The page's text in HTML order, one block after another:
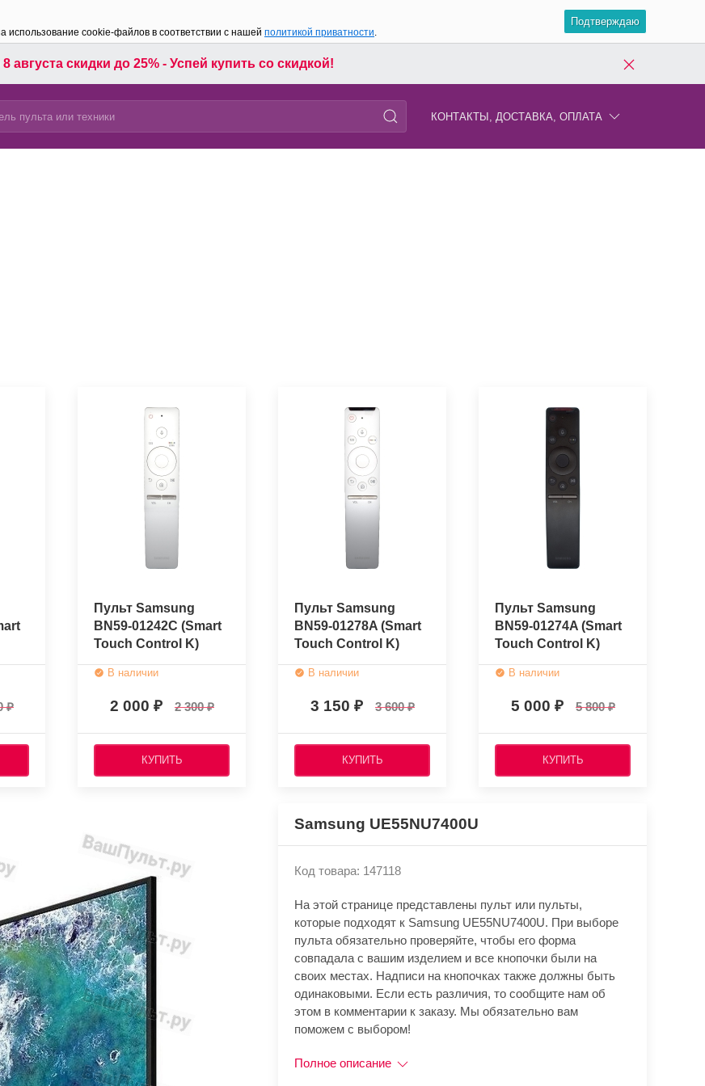
использование cookie-файлов в соответствии с нашей политикой приватности.
Подтверждаю
августа скидки до 25% - Успей купить со скидкой!
КОНТАКТЫ, ДОСТАВКА, ОПЛАТА
Пульт Samsung
BN59-01242C (Smart
Touch Control K)
(оригинальный)
В наличии
2 000 2 300
КУПИТЬ
Пульт Samsung
BN59-01278A (Smart
Touch Control K)
(оригинальный)
В наличии
3 150 3 600
КУПИТЬ
Пульт Samsung
BN59-01274A (Smart
Touch Control K)
(оригинальный)
В наличии
5 000 5 800
КУПИТЬ
Samsung UE55NU7400U
Код товара: 147118
На этой странице представлены пульт или пульты,
которые подходят к Samsung UE55NU7400U. При выборе
пульта обязательно проверяйте, чтобы его форма
совпадала с вашим изделием и все кнопочки были на
своих местах. Надписи на кнопочках также должны быть
одинаковыми. Если есть различия, то сообщите нам об
этом в комментарии к заказу. Мы обязательно вам
поможем с выбором!
Полное описание